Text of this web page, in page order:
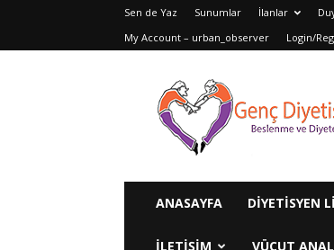
Sen de Yaz Sunumlar İlanlar
My Account – urban_observer
Login/
Genç
Diyetisyenler
ANASAYFA DIYETISYEN
ILETIŞIM VÜCUT